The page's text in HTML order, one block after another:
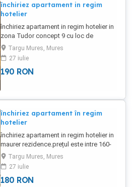
închiriez apartament in regim
hotelier
închiriez apartament in regim hotelier in
zona Tudor concept 9 cu loc de
parcare.prețul este de la 190-230ron pe
noapte.pretul se negociază in funcție de
nr de nopți si persoane.exclus escorte
si petreceri
Targu Mures, Mures
27 iulie
190 RON
închiriez apartament în regim
hotelier
închiriez apartament in regim hotelier in
maurer rezidence.prețul este intre 160-
200 RON.pretul se negociază in funcție
de nr de nopti si persoane.exclus
escorte si petreceri
Targu Mures, Mures
27 iulie
180 RON